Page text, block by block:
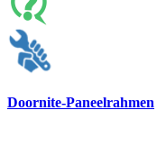
Doornite-Paneelrahmen